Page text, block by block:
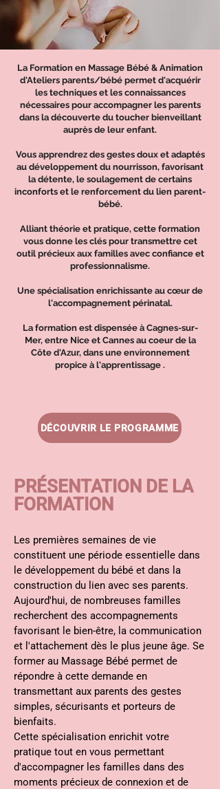
La Formation en Massage Bébé & Animation
d'Ateliers parents/bébé permet d'acquérir
les techniques et les connaissances
nécessaires pour accompagner les parents
dans la découverte du toucher bienveillant
auprès de leur enfant.
Vous apprendrez des gestes doux et adaptés
au développement du nourrisson, favorisant
la détente, le soulagement de certains
inconforts et le renforcement du lien parent-
bébé.
Alliant théorie et pratique, cette formation
vous donne les clés pour transmettre cet
outil précieux aux familles avec confiance et
professionnalisme.
Une spécialisation enrichissante au cœur de
l'accompagnement périnatal.
La formation est dispensée à Cagnes-sur-
Mer, entre Nice et Cannes au coeur de la
Côte d'Azur, dans une environnement
propice à l'apprentissage .
DÉCOUVRIR LE PROGRAMME
PRÉSENTATION DE LA
FORMATION
Les premières semaines de vie
constituent une période essentielle dans
le développement du bébé et dans la
construction du lien avec ses parents.
Aujourd'hui, de nombreuses familles
recherchent des accompagnements
favorisant le bien-être, la communication
et l'attachement dès le plus jeune âge. Se
former au Massage Bébé permet de
répondre à cette demande en
transmettant aux parents des gestes
simples, sécurisants et porteurs de
bienfaits.
Cette spécialisation enrichit votre
pratique tout en vous permettant
d'accompagner les familles dans des
moments précieux de connexion et de